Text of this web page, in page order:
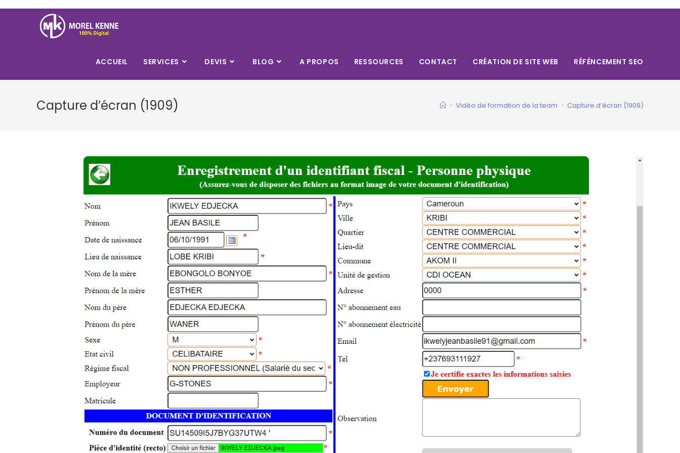
ACCUEIL SERVICES DEVIS BLOG A PROPOS RESSOURCES CONTACT CRÉATION DE SITE WEB RÉFÉNCEMENT SEO
Capture d’écran (1909) > Vidéo de formation de la team > Capture d’écran (1909)